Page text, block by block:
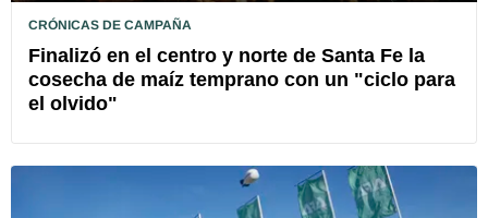
CRÓNICAS DE CAMPAÑA
Finalizó en el centro y norte de Santa Fe la
cosecha de maíz temprano con un "ciclo para
el olvido"